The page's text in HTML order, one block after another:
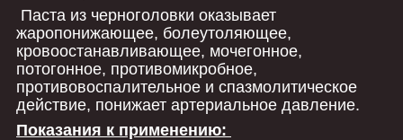
Паста из черноголовки оказывает
жаропонижающее, болеутоляющее,
кровоостанавливающее, мочегонное,
потогонное, противомикробное,
противовоспалительное и спазмолитическое
действие, понижает артериальное давление.
Показания к применению: